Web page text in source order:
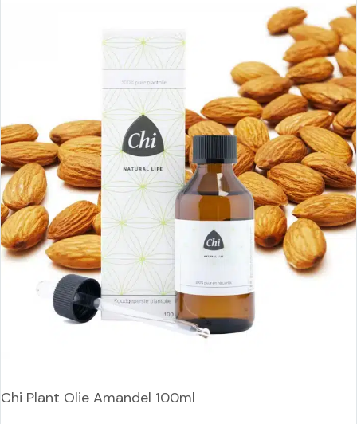
Chi Plant Olie Amandel 100ml